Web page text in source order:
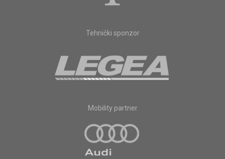
Tehnički sponzor
Mobility partner